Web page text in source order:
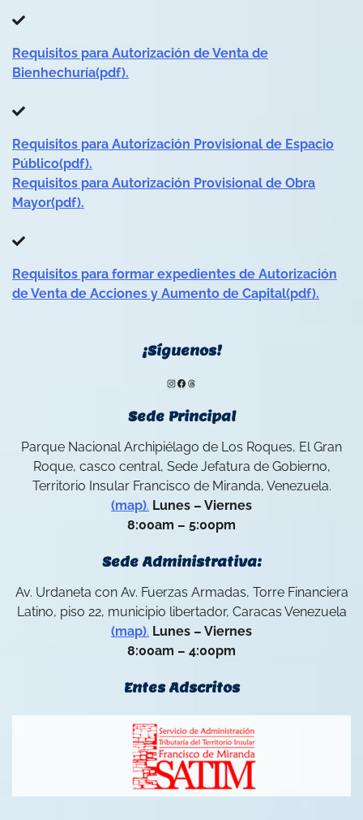
Requisitos para Autorización de Venta de
Bienhechuría(pdf).
Requisitos para Autorización Provisional de Espacio
Público(pdf).
Requisitos para Autorización Provisional de Obra
Mayor(pdf).
Requisitos para formar expedientes de Autorización
de Venta de Acciones y Aumento de Capital(pdf).
¡Síguenos!
Instagram
Facebook
Threads
Sede Principal
Parque Nacional Archipiélago de Los Roques, El Gran
Roque, casco central, Sede Jefatura de Gobierno,
Territorio Insular Francisco de Miranda, Venezuela.
(map). Lunes – Viernes
8:00am – 5:00pm
Sede Administrativa:
Av. Urdaneta con Av. Fuerzas Armadas, Torre Financiera
Latino, piso 22, municipio libertador, Caracas Venezuela
(map). Lunes – Viernes
8:00am – 4:00pm
Entes Adscritos